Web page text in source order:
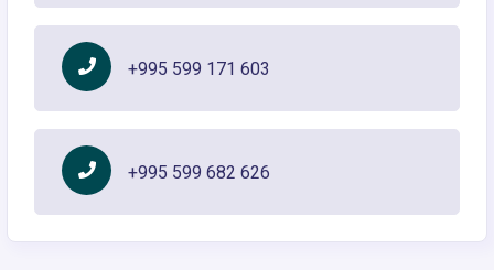
+995 599 171 603
+995 599 682 626